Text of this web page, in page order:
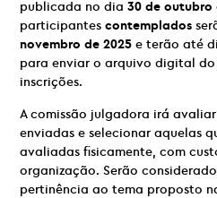
publicada no dia 30 de outubro
participantes contemplados
novembro de 2025 e terão até
para enviar o arquivo digital
inscrições.
A comissão julgadora irá
enviadas e selecionar aquelas
avaliadas fisicamente, com
organização. Serão
pertinência ao tema proposto